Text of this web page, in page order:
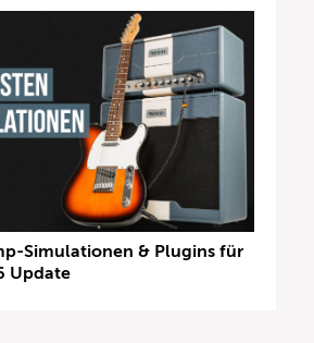
Simulationen & Plugins für
Update